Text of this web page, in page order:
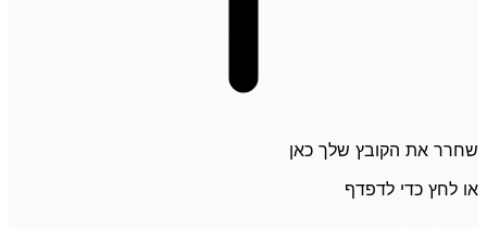
שחרר את הקובץ שלך כאן
או לחץ כדי לדפדף